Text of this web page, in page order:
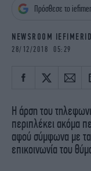
iBOOKS
MEDIA
NEWSLETTER
Πρόσθεσε το
NEWSROOM
28/12/2018 05:29
H άρση του
περιπλέκει ακόμα
αφού σύμφωνα με
επικοινωνία του